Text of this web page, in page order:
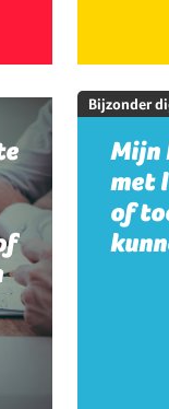
Bijzonder
Mijn
met
of